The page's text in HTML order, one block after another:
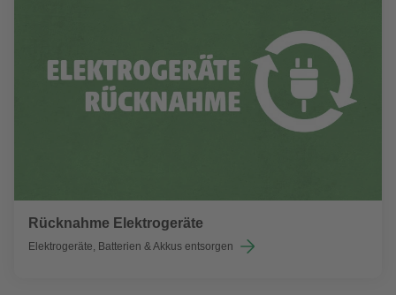
Rücknahme Elektrogeräte
Elektrogeräte, Batterien & Akkus entsorgen